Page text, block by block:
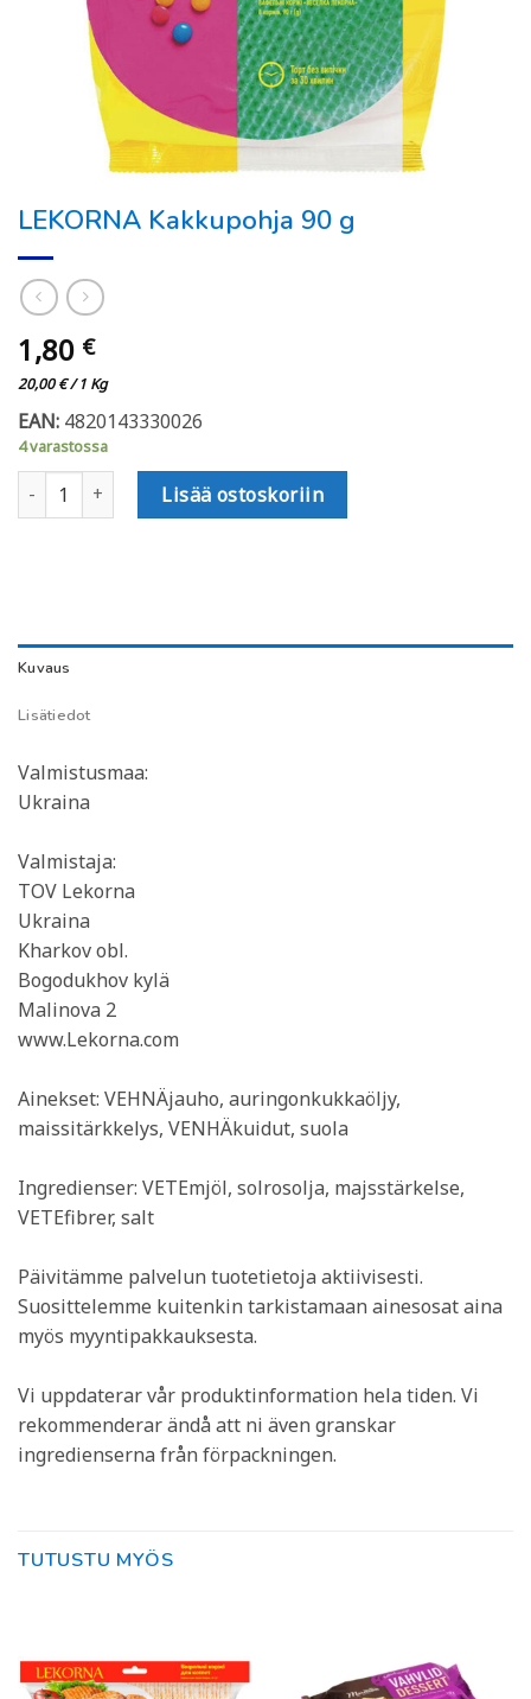
LEKORNA Kakkupohja 90 g
1,80 €
20,00€/ 1 Kg
EAN: 4820143330026
4 varastossa
LEKORNA Kakkupohja 90 g määrä
Lisää ostoskoriin
Kuvaus
Lisätiedot
Valmistusmaa:
Ukraina
Valmistaja:
TOV Lekorna
Ukraina
Kharkov obl.
Bogodukhov kylä
Malinova 2
www.Lekorna.com
Ainekset: VEHNÄjauho, auringonkukkaöljy,
maissitärkkelys, VENHÄkuidut, suola
Ingredienser: VETEmjöl, solrosolja, majsstärkelse,
VETEfibrer, salt
Päivitämme palvelun tuotetietoja aktiivisesti.
Suosittelemme kuitenkin tarkistamaan ainesosat aina
myös myyntipakkauksesta.
Vi uppdaterar vår produktinformation hela tiden. Vi
rekommenderar ändå att ni även granskar
ingredienserna från förpackningen.
TUTUSTU MYÖS